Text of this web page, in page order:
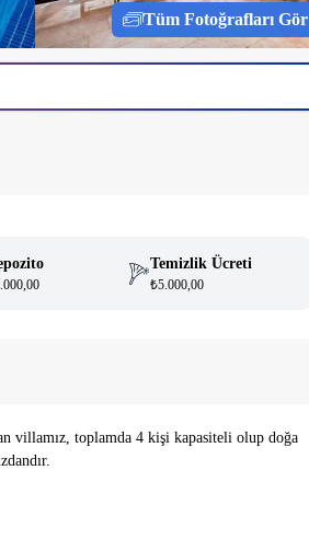
Tüm Fotoğrafları Gör
Temizlik Ücreti
₺5.000,00
toplamda 4 kişi kapasiteli olup doğa